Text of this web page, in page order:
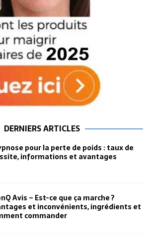
DERNIERS ARTICLES
pour la perte de poids : taux de
informations et avantages
Avis – Est-ce que ça marche ?
et inconvénients, ingrédients et
commander